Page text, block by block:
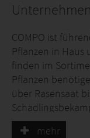
COMPO ist
Pflanzen in
finden im
Pflanzen
über Rasensaat
Fokus auf
mehr